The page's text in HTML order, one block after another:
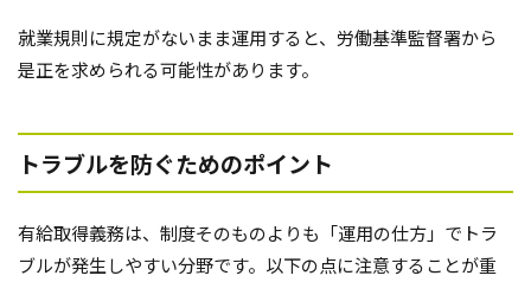
就業規則に規定がないまま運用すると、労働基準監督署から
是正を求められる可能性があります。
トラブルを防ぐためのポイント
有給取得義務は、制度そのものよりも「運用の仕方」でトラ
ブルが発生しやすい分野です。以下の点に注意することが重